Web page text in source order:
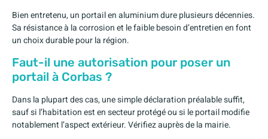
Bien entretenu, un portail en aluminium dure plusieurs décennies.
Sa résistance à la corrosion et le faible besoin d’entretien en font
un choix durable pour la région.
Faut-il une autorisation pour poser un
portail à Corbas ?
Dans la plupart des cas, une simple déclaration préalable suffit,
sauf si l’habitation est en secteur protégé ou si le portail modifie
notablement l’aspect extérieur. Vérifiez auprès de la mairie.